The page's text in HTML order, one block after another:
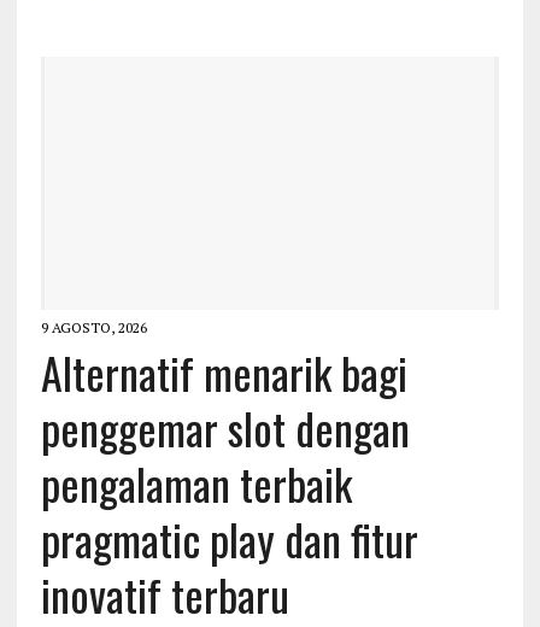
9 AGOSTO, 2026
Alternatif menarik bagi
penggemar slot dengan
pengalaman terbaik
pragmatic play dan fitur
inovatif terbaru